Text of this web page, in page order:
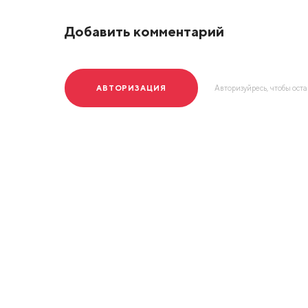
Добавить комментарий
АВТОРИЗАЦИЯ Авторизуйресь, чтобы